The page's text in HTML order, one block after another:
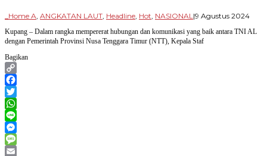
_Home A ANGKATAN LAUT Headline Hot NASIONAL |9 Agustus 2024oleh
Kupang – Dalam rangka mempererat hubungan dan komunikasi yang baik antara TNI AL
dengan Pemerintah Provinsi Nusa Tenggara Timur (NTT), Kepala Staf
Bagikan
Copy
Link
Facebook
Twitter
WhatsApp
Line
Messenger
Message